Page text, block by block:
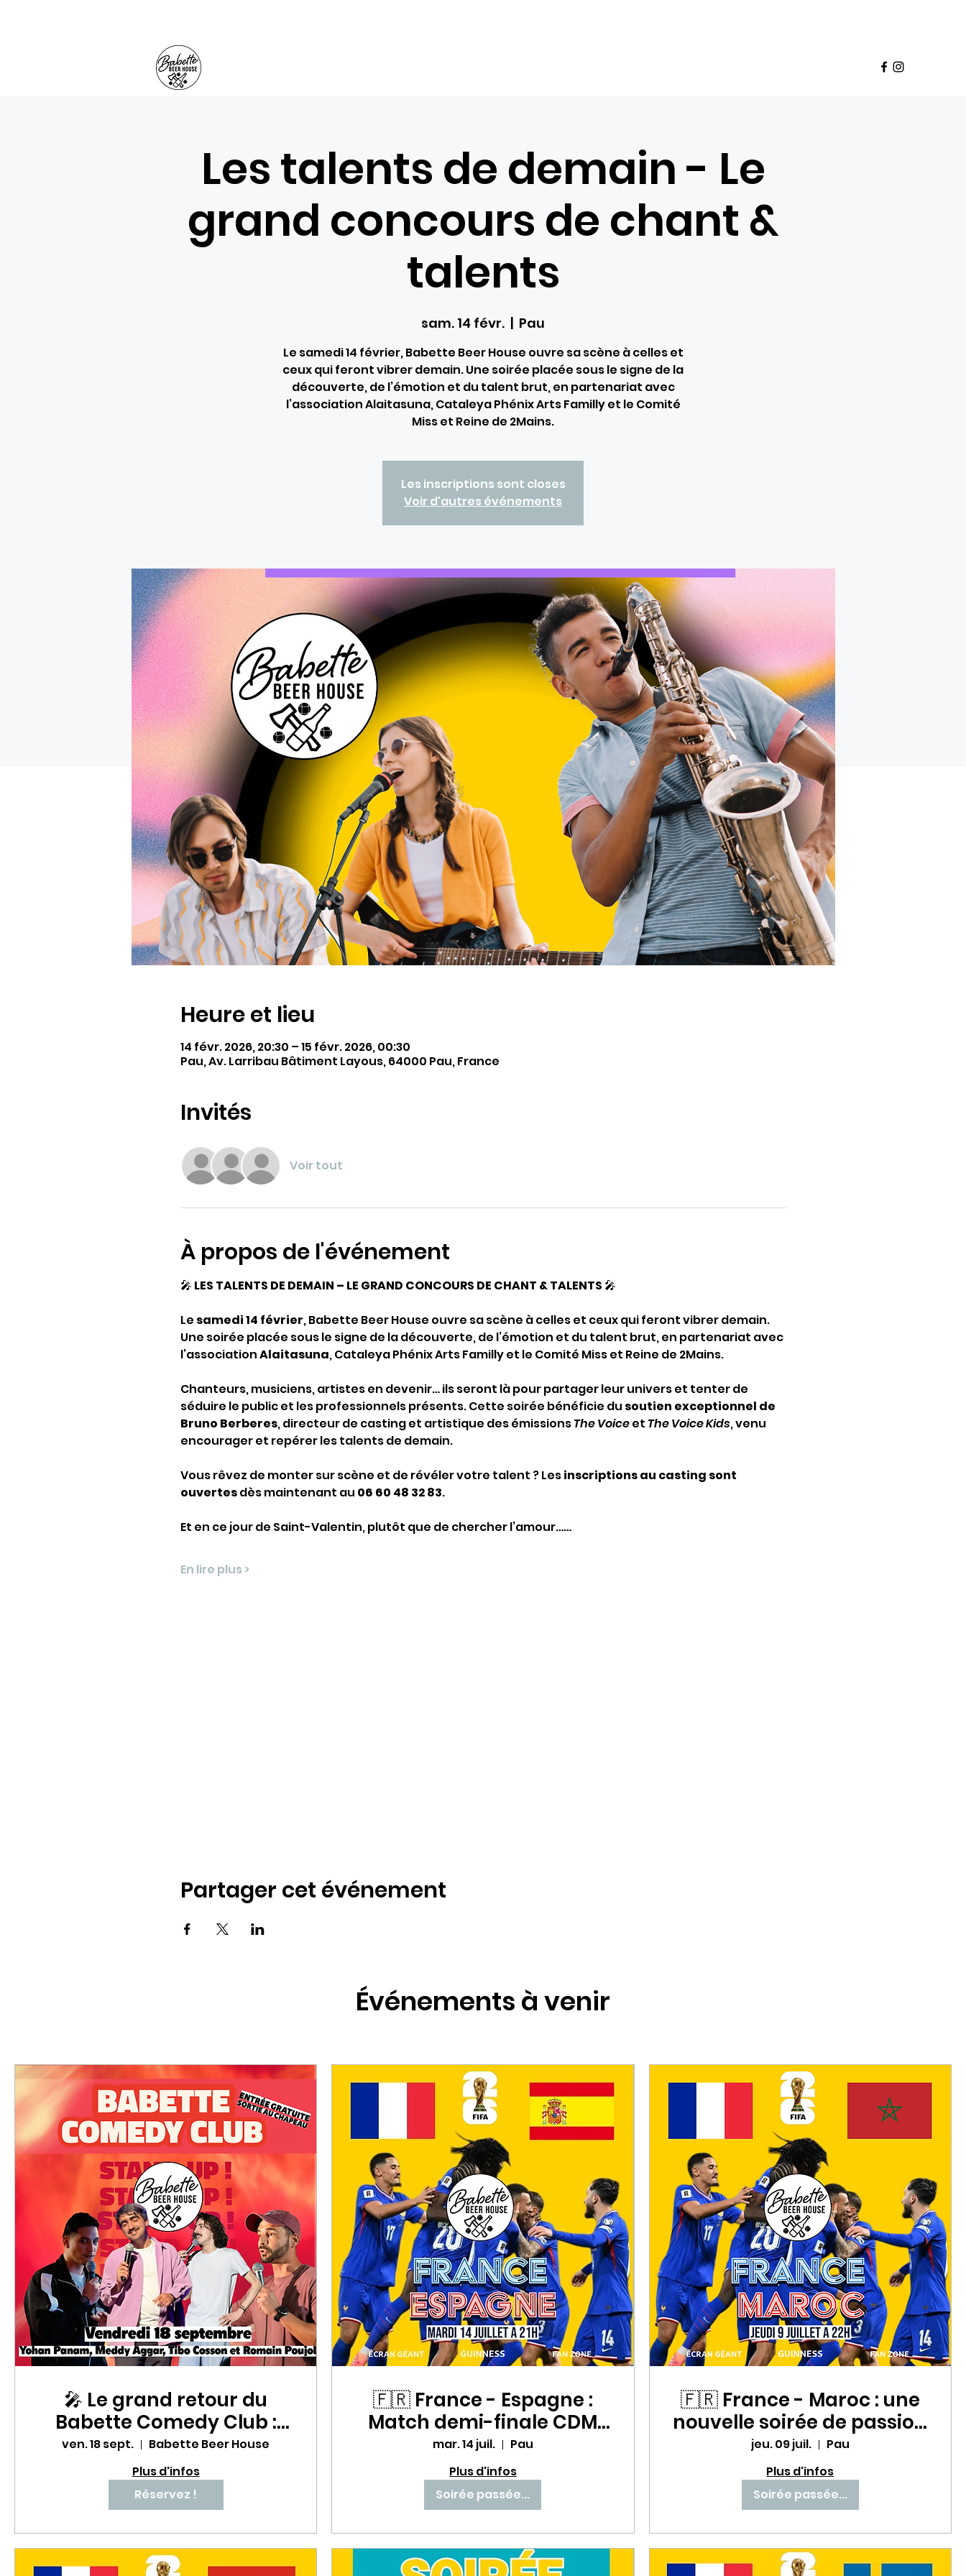
Les talents de demain - Le
grand concours de chant &
talents
sam. 14 févr.
  |
Pau
Le samedi 14 février, Babette Beer House ouvre sa scène à celles et
ceux qui feront vibrer demain. Une soirée placée sous le signe de la
découverte, de l’émotion et du talent brut, en partenariat avec
l’association Alaitasuna, Cataleya Phénix Arts Familly et le Comité
Miss et Reine de 2Mains.
Les inscriptions sont closes
Voir d'autres événements
Heure et lieu
14 févr. 2026, 20:30 – 15 févr. 2026, 00:30
Pau, Av. Larribau Bâtiment Layous, 64000 Pau, France
Invités
Voir tout
À propos de l'événement
🎤 LES TALENTS DE DEMAIN – LE GRAND CONCOURS DE CHANT & TALENTS 🎤
Le samedi 14 février, Babette Beer House ouvre sa scène à celles et ceux qui feront vibrer demain.
Une soirée placée sous le signe de la découverte, de l’émotion et du talent brut, en partenariat avec
l’association Alaitasuna, Cataleya Phénix Arts Familly et le Comité Miss et Reine de 2Mains.
Chanteurs, musiciens, artistes en devenir… ils seront là pour partager leur univers et tenter de
séduire le public et les professionnels présents. Cette soirée bénéficie du soutien exceptionnel de
Bruno Berberes, directeur de casting et artistique des émissions The Voice et The Voice Kids, venu
encourager et repérer les talents de demain.
Vous rêvez de monter sur scène et de révéler votre talent ? Les inscriptions au casting sont
ouvertes dès maintenant au 06 60 48 32 83.
Et en ce jour de Saint-Valentin, plutôt que de chercher l’amour……
En lire plus >
Partager cet événement
Événements à venir
🎤 Le grand retour du
Babette Comedy Club :
une soirée stand-up à
mourir de rire ! 😂🔥
ven. 18 sept.
Babette Beer House
Plus d'infos
Réservez !
🇫🇷 France - Espagne :
Match demi-finale CDM
un choc à ne pas
manquer au Babette Beer
House ! ⚽🔥
mar. 14 juil.
Pau
Plus d'infos
Soirée passée...
🇫🇷 France - Maroc : une
nouvelle soirée de passion
avec les Bleus au Babette
Beer House ! ⚽🔥
jeu. 09 juil.
Pau
Plus d'infos
Soirée passée...